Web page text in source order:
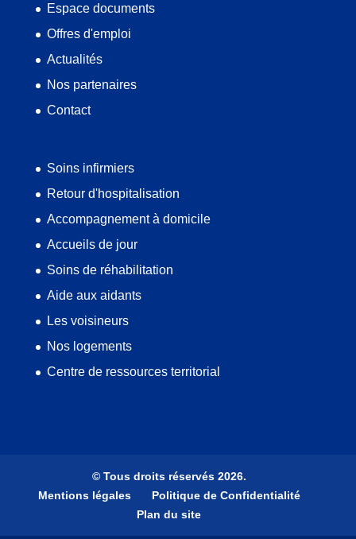
Espace documents
Offres d'emploi
Actualités
Nos partenaires
Contact
Soins infirmiers
Retour d'hospitalisation
Accompagnement à domicile
Accueils de jour
Soins de réhabilitation
Aide aux aidants
Les voisineurs
Nos logements
Centre de ressources territorial
© Tous droits réservés 2026.
Mentions légales
Politique de Confidentialité
Plan du site